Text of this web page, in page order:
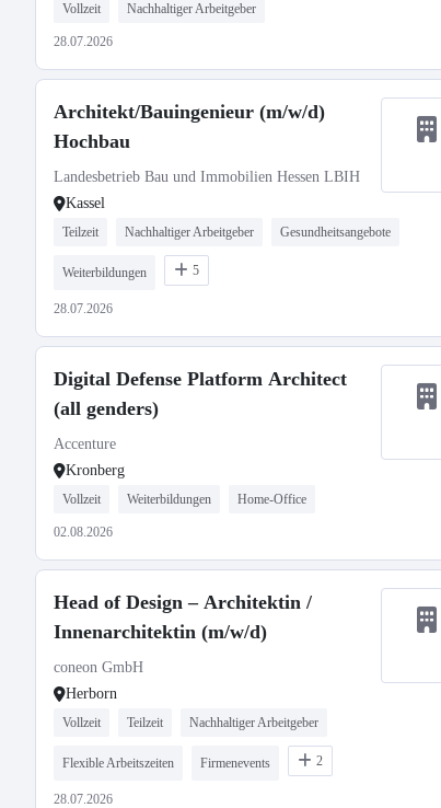
Vollzeit Nachhaltiger Arbeitgeber
28.07.2026
Architekt/Bauingenieur (m/w/d)
Hochbau
Landesbetrieb Bau und Immobilien Hessen LBIH
Kassel
Teilzeit Nachhaltiger Arbeitgeber Gesundheitsangebote
Weiterbildungen 5
28.07.2026
Digital Defense Platform Architect
(all genders)
Accenture
Kronberg
Vollzeit Weiterbildungen Home-Office
02.08.2026
Head of Design – Architektin /
Innenarchitektin (m/w/d)
coneon GmbH
Herborn
Vollzeit Teilzeit Nachhaltiger Arbeitgeber
Flexible Arbeitszeiten Firmenevents 2
28.07.2026